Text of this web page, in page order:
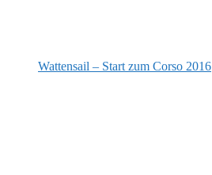
Wattensail – Start zum Corso 2016